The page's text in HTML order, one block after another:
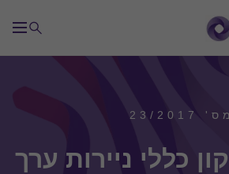
כללי ניירות ערך